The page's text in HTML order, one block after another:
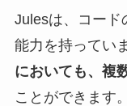
Julesは、コード
能力を持ってい
においても、複
ことができます。